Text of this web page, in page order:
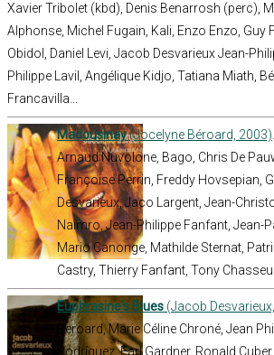
Xavier Tribolet (kbd), Denis Benarrosh (perc),
Alphonse, Michel Fugain, Kali, Enzo Enzo,
Obidol, Daniel Levi, Jacob Desvarieux Jean-
Philippe Lavil, Angélique Kidjo, Tatiana Miath,
Francavilla...
Madousinay(Jocelyne Béroard, 2003)
Arnaud Nuvolone, Bago, Chris De
Françoise Perrin, Freddy Hovsepian,
Desvarieux, Jaco Largent, Jean-
Naimro, Jean-Philippe Fanfant, Jean-
Mario Canonge, Mathilde Sternat,
Castry, Thierry Fanfant, Tony
Euphrasine's Blues (Jacob
Beroard, Marie Céline Chroné, Jean
Rodríguez, Earl Gardner, Ronald